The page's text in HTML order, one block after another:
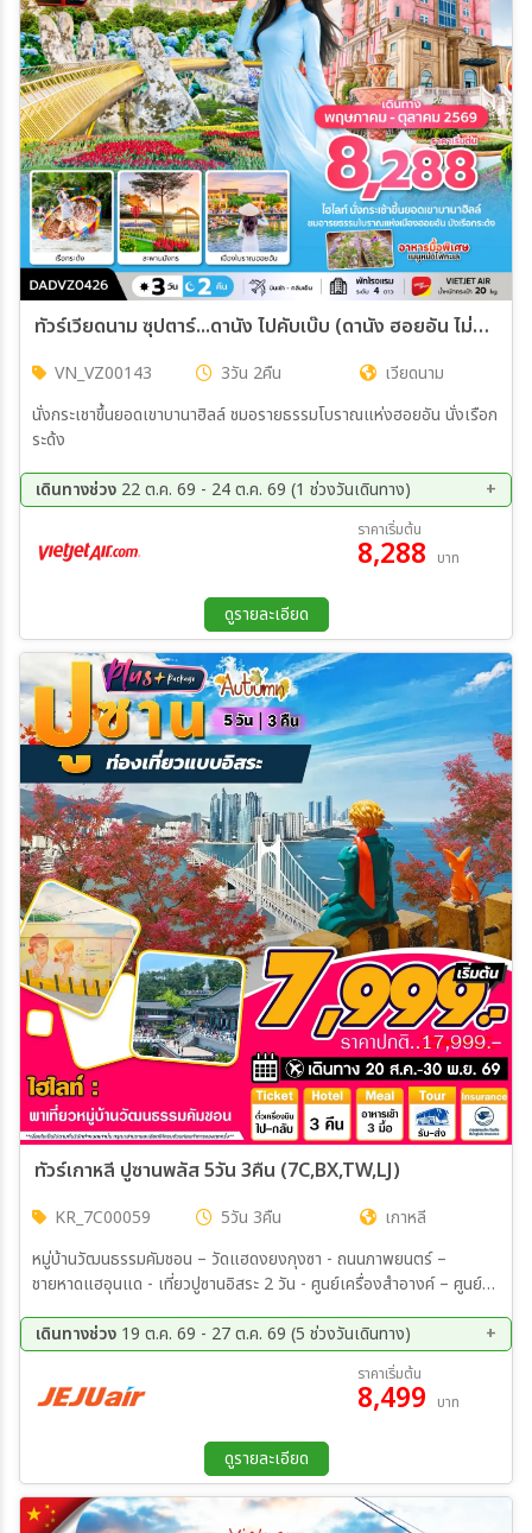
ทัวร์เวียดนาม ซุปตาร์...ดานัง ไปคับเบ๊บ (ดานัง ฮอยอัน ไม่นอนบานาฮิลล์) 3วัน 2คืน (VZ)
VN_VZ00143 3วัน 2คืน
เวียดนาม
นั่งกระเชาขึ้นยอดเขาบานาฮิลล์ ชมอรายธรรมโบราณแห่งฮอยอัน นั่งเรือก
ระด้ง
เดินทางช่วง 22 ต.ค. 69 - 24 ต.ค. 69 (1 ช่วงวันเดินทาง)
ราคาเริ่มต้น
8,288 บาท
ดูรายละเอียด
ทัวร์เกาหลี ปูซานพลัส 5วัน 3คืน (7C,BX,TW,LJ)
KR_7C00059 5วัน 3คืน
เกาหลี
หมู่บ้านวัฒนธรรมคัมชอน – วัดแฮดงยงกุงซา - ถนนภาพยนตร์ –
ชายหาดแฮอุนแด - เที่ยวปูซานอิสระ 2 วัน - ศูนย์เครื่องสำอางค์ – ศูนย์
ตลาดนัมโพดง
เดินทางช่วง 19 ต.ค. 69 - 27 ต.ค. 69 (5 ช่วงวันเดินทาง)
20 ต.ค. 69 - 24 ต.ค. 69
21 ต.ค. 69 - 25 ต.ค. 69
22 ต.ค. 69 - 26 ต.ค. 69
ราคาเริ่มต้น
8,499 บาท
ดูรายละเอียด